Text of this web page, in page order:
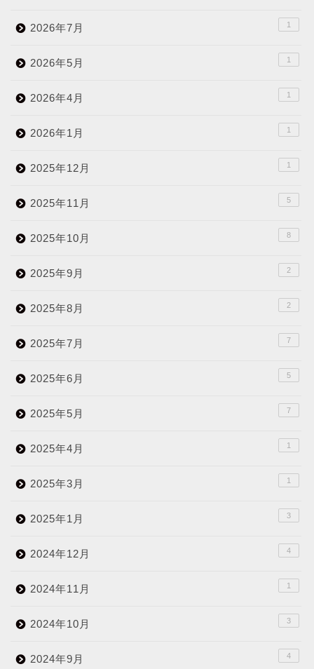
2026年7月 1
2026年5月 1
2026年4月 1
2026年1月 1
2025年12月 1
2025年11月 5
2025年10月 8
2025年9月 2
2025年8月 2
2025年7月 7
2025年6月 5
2025年5月 7
2025年4月 1
2025年3月 1
2025年1月 3
2024年12月 4
2024年11月 1
2024年10月 3
2024年9月 4